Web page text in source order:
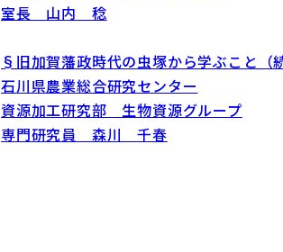
室長 山内 稔
§旧加賀藩政時代の虫塚から学ぶこと（
石川県農業総合研究センター
資源加工研究部 生物資源グループ
専門研究員 森川 千春